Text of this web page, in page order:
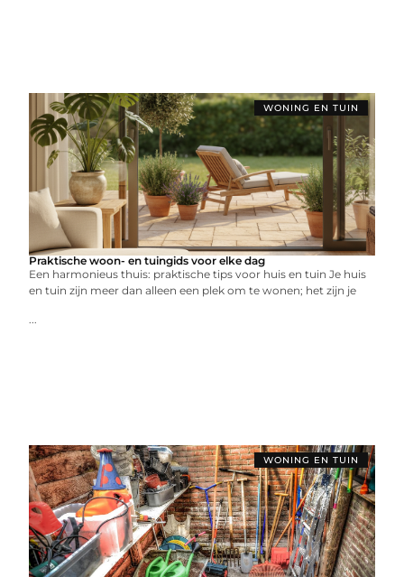
WONING EN TUIN
Praktische woon- en tuingids voor elke dag
Een harmonieus thuis: praktische tips voor huis en tuin Je huis
en tuin zijn meer dan alleen een plek om te wonen; het zijn je
...
WONING EN TUIN